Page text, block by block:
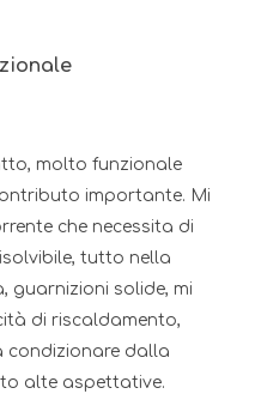
molto funzionale
importante. Mi
che necessita di
tutto nella
guarnizioni solide, mi
di riscaldamento,
condizionare dalla
alte aspettative.